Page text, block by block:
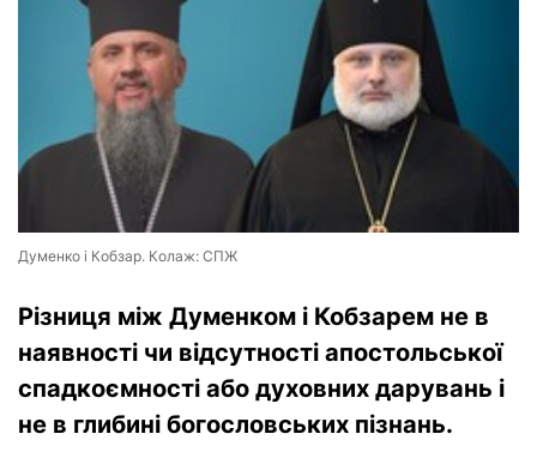
Думенко і Кобзар. Колаж: СПЖ
Різниця між Думенком і Кобзарем не в
наявності чи відсутності апостольської
спадкоємності або духовних дарувань і
не в глибині богословських пізнань.